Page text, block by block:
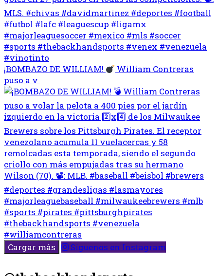
¡BOMBAZO DE WILLIAM!
William Contreras
puso a v
Cargar más Síguenos en Instagram